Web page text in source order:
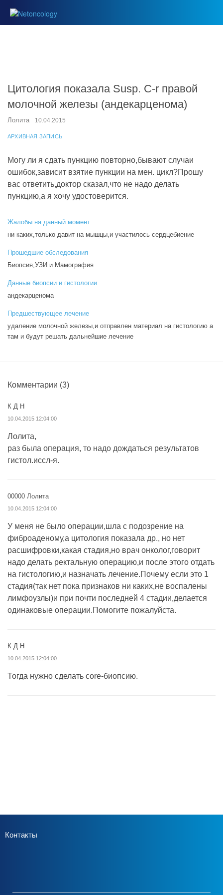
Цитология показала Susp. C-r правой
молочной железы (андекарценома)
Лолита 10.04.2015
АРХИВНАЯ ЗАПИСЬ
Могу ли я сдать пункцию повторно,бывают случаи
ошибок,зависит взятие пункции на мен. цикл?Прошу
вас ответить,доктор сказал,что не надо делать
пункцию,а я хочу удостоверится.
Жалобы на данный момент
ни каких,только давит на мышцы,и участилось сердцебиение
Прошедшие обследования
Биопсия,УЗИ и Мамография
Данные биопсии и гистологии
андекарценома
Предшествующее лечение
удаление молочной железы,и отправлен материал на гистологию а
там и будут решать дальнейшие лечение
Комментарии (3)
К Д Н
10.04.2015 12:04:00
Лолита,
раз была операция, то надо дождаться результатов
гистол.иссл-я.
00000 Лолита
10.04.2015 12:04:00
У меня не было операции,шла с подозрение на
фиброаденому,а цитология показала др., но нет
расшифровки,какая стадия,но врач онколог,говорит
надо делать ректальную операцию,и после этого отдать
на гистологию,и назначать лечение.Почему если это 1
стадия(так нет пока признаков ни каких,не воспалены
лимфоузлы)и при почти последней 4 стадии,делается
одинаковые операции.Помогите пожалуйста.
К Д Н
10.04.2015 12:04:00
Тогда нужно сделать core-биопсию.
Контакты